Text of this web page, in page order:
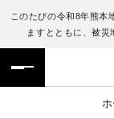
このたびの令和8年熊本
ますとともに、被災
フロアガイド
施設案内・ア
ENGLISH
繁体字